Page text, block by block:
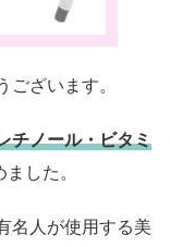
ざいます。
チノール・ビタミ
した。
名人が使用する美